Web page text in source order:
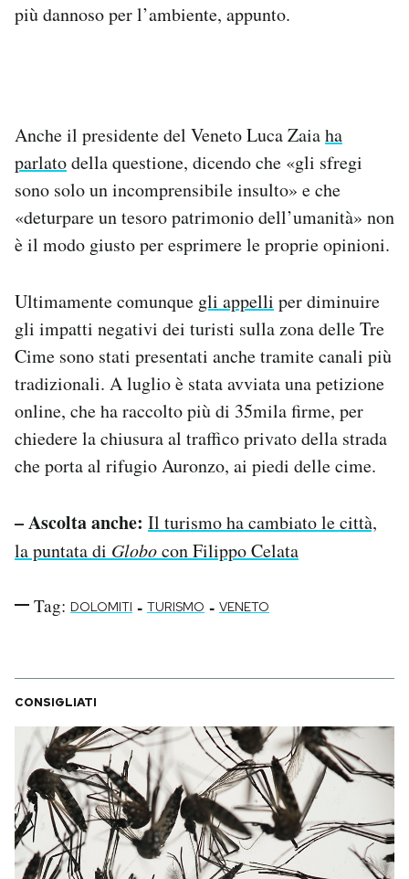
più dannoso per l’ambiente, appunto.
Anche il presidente del Veneto Luca Zaiaha
parlatodella questione, dicendo che «gli sfregi
sono solo un incomprensibile insulto» e che
«deturpare un tesoro patrimonio dell’umanità» non
è il modo giusto per esprimere le proprie opinioni.
Ultimamente comunque gli appelli per diminuire
gli impatti negativi dei turisti sulla zona delle Tre
Cime sono stati presentati anche tramite canali più
tradizionali. A luglio è stata avviata una petizione
online, che ha raccolto più di 35mila firme, per
chiedere la chiusura al traffico privato della strada
che porta al rifugio Auronzo, ai piedi delle cime.
– Ascolta anche: Il turismo ha cambiato le città,
la puntata di Globocon Filippo Celata
Tag: DOLOMITI - TURISMO - VENETO
CONSIGLIATI